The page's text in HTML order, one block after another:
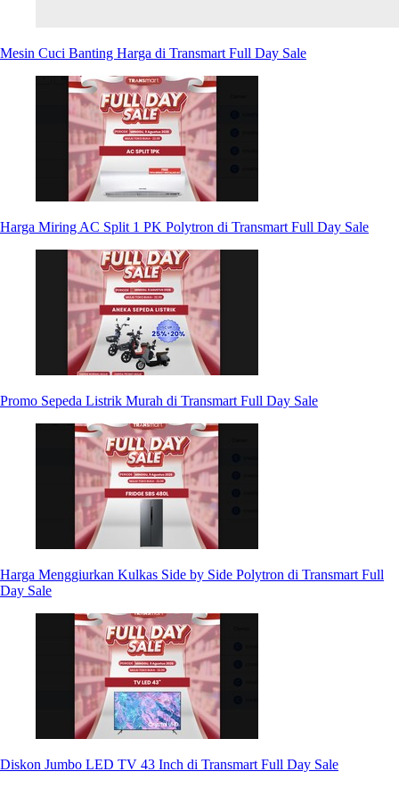
Mesin Cuci Banting Harga di Transmart Full Day Sale
Harga Miring AC Split 1 PK Polytron di Transmart Full Day Sale
Promo Sepeda Listrik Murah di Transmart Full Day Sale
Harga Menggiurkan Kulkas Side by Side Polytron di Transmart Full
Day Sale
Diskon Jumbo LED TV 43 Inch di Transmart Full Day Sale